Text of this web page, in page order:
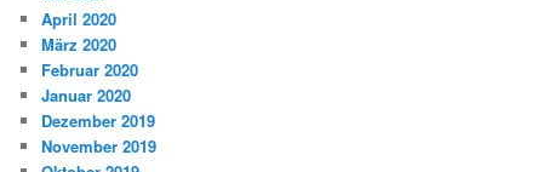
April 2020
März 2020
Februar 2020
Januar 2020
Dezember 2019
November 2019